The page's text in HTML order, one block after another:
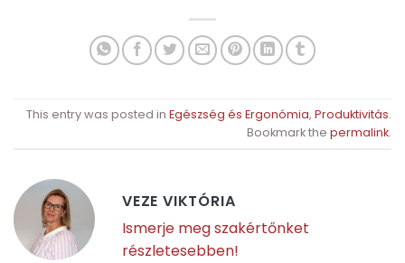
This entry was posted in Egészség és Ergonómia, Produktivitás.
Bookmark the permalink.
VEZE VIKTÓRIA
Ismerje meg szakértőnket
részletesebben!